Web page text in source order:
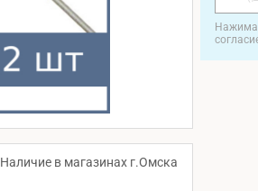
Наличие в магазинах г.Омска